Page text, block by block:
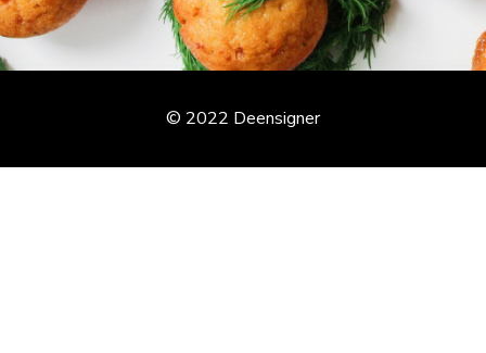
© 2022 Deensigner